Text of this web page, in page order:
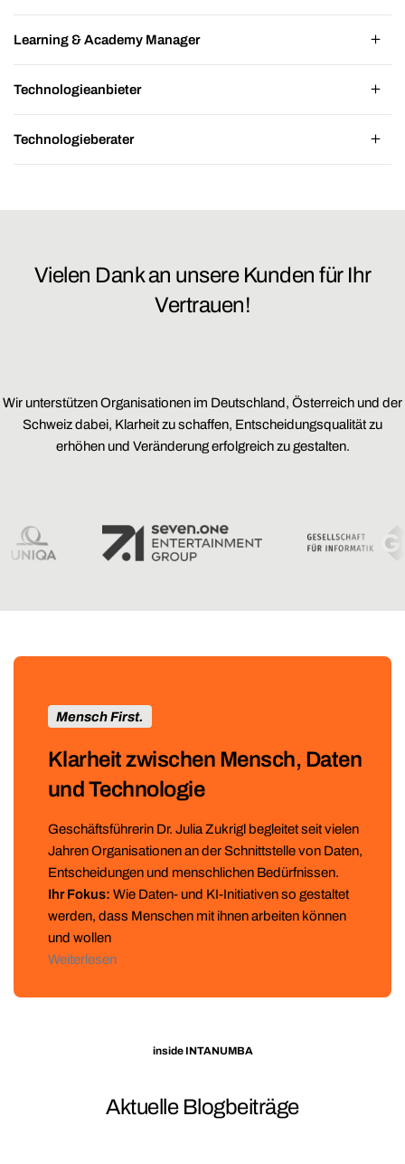
Learning & Academy Manager
Technologieanbieter
Technologieberater
Vielen Dank an unsere Kunden für Ihr
Vertrauen!
Wir unterstützen Organisationen im Deutschland, Österreich und der
Schweiz dabei, Klarheit zu schaffen, Entscheidungsqualität zu
erhöhen und Veränderung erfolgreich zu gestalten.
Mensch First.
Klarheit zwischen Mensch, Daten
und Technologie
Geschäftsführerin Dr. Julia Zukrigl begleitet seit vielen
Jahren Organisationen an der Schnittstelle von Daten,
Entscheidungen und menschlichen Bedürfnissen.
Ihr Fokus: Wie Daten- und KI-Initiativen so gestaltet
werden, dass Menschen mit ihnen arbeiten können
und wollen
Weiterlesen
inside INTANUMBA
Aktuelle Blogbeiträge